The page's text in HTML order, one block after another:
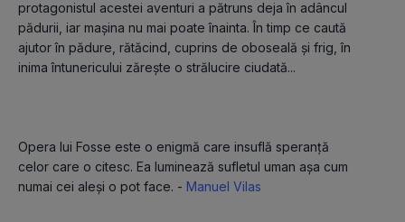
protagonistul acestei aventuri a pătruns deja în adâncul
pădurii, iar mașina nu mai poate înainta. În timp ce caută
ajutor în pădure, rătăcind, cuprins de oboseală și frig, în
inima întunericului zărește o strălucire ciudată...
Opera lui Fosse este o enigmă care insuflă speranță
celor care o citesc. Ea luminează sufletul uman așa cum
numai cei aleși o pot face. - Manuel Vilas